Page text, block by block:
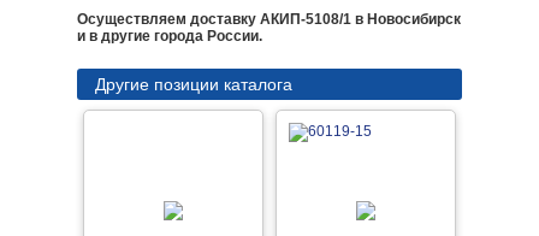
Осуществляем доставку АКИП-5108/1 в Новосибирск
и в другие города России.
Другие позиции каталога